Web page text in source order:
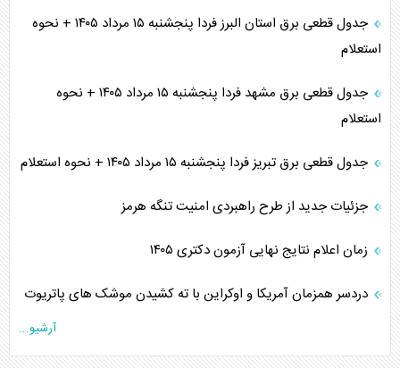
جدول قطعی برق استان البرز فردا پنجشنبه ۱۵ مرداد ۱۴۰۵ + نحوه
استعلام
جدول قطعی برق مشهد فردا پنجشنبه ۱۵ مرداد ۱۴۰۵ + نحوه
استعلام
جدول قطعی برق تبریز فردا پنجشنبه ۱۵ مرداد ۱۴۰۵ + نحوه استعلام
جزئیات جدید از طرح راهبردی امنیت تنگه هرمز
زمان اعلام نتایج نهایی آزمون دکتری ۱۴۰۵
دردسر همزمان آمریکا و اوکراین با ته کشیدن موشک های پاتریوت
آرشیو...